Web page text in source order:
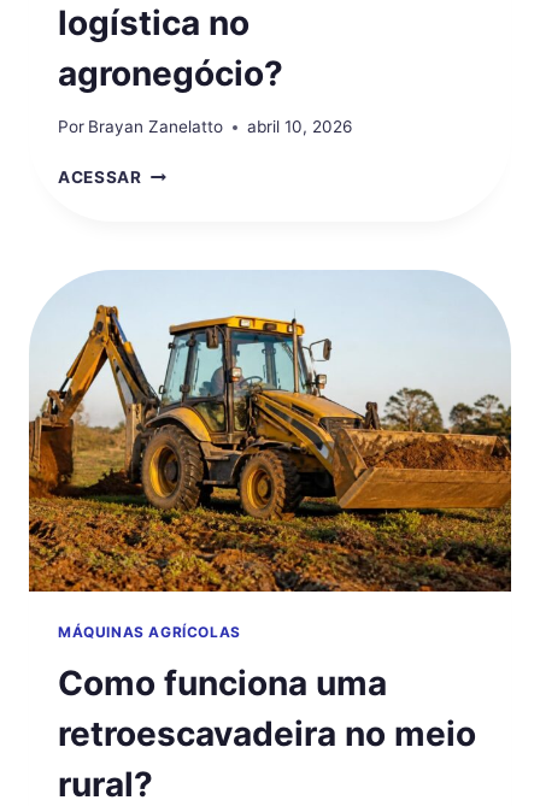
logística no
agronegócio?
Por Brayan Zanelatto abril 10, 2026
ACESSAR QUAL
DA
NO
AGRONEGÓCIO?
MÁQUINAS AGRÍCOLAS
Como funciona uma
retroescavadeira no meio
rural?